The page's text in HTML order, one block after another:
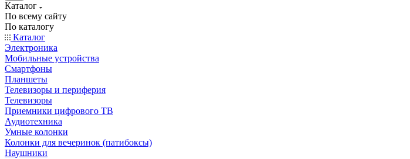
Каталог
По всему сайту
По каталогу
Каталог
Электроника
Мобильные устройства
Смартфоны
Планшеты
Телевизоры и периферия
Телевизоры
Приемники цифрового ТВ
Аудиотехника
Умные колонки
Колонки для вечеринок (патибоксы)
Наушники